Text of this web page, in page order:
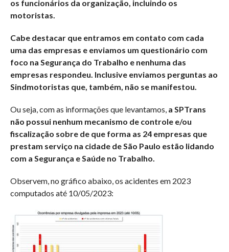
os funcionários da organização, incluindo os
motoristas.
Cabe destacar que entramos em contato com cada
uma das empresas e enviamos um questionário com
foco na Segurança do Trabalho e nenhuma das
empresas respondeu. Inclusive enviamos perguntas ao
Sindmotoristas que, também, não se manifestou.
Ou seja, com as informações que levantamos, a SPTrans
não possui nenhum mecanismo de controle e/ou
fiscalização sobre de que forma as 24 empresas que
prestam serviço na cidade de São Paulo estão lidando
com a Segurança e Saúde no Trabalho.
Observem, no gráfico abaixo, os acidentes em 2023
computados até 10/05/2023: